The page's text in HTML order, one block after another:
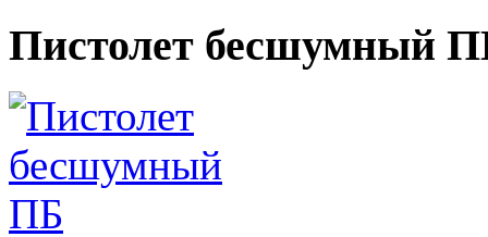
Пистолет бесшумный